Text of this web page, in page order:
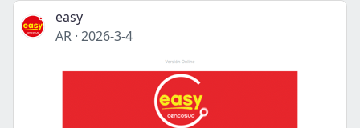
easy
AR · 2026-3-4